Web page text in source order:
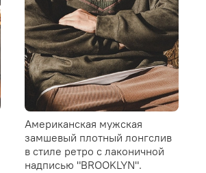
Американская мужская
замшевый плотный лонгслив
в стиле ретро с лаконичной
надписью "BROOKLYN".